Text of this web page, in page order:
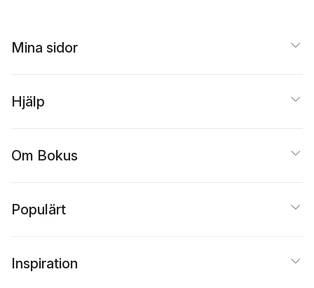
Mina sidor
Hjälp
Om Bokus
Populärt
Inspiration